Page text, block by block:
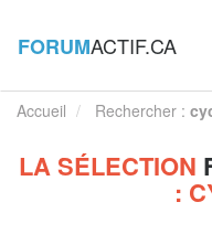
FORUMACTIF.CA
Accueil Rechercher :
LA SÉLECTION
: